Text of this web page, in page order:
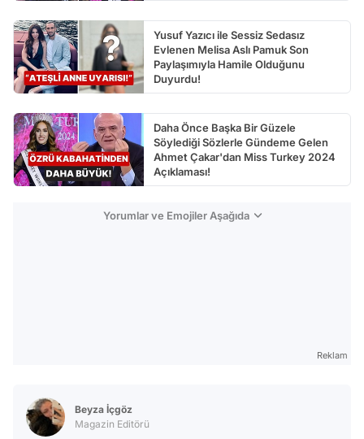
Yusuf Yazıcı ile Sessiz Sedasız
Evlenen Melisa Aslı Pamuk Son
Paylaşımıyla Hamile Olduğunu
Duyurdu!
Daha Önce Başka Bir Güzele
Söylediği Sözlerle Gündeme Gelen
Ahmet Çakar'dan Miss Turkey 2024
Açıklaması!
Yorumlar ve Emojiler Aşağıda
Reklam
Beyza İçgöz
Magazin Editörü